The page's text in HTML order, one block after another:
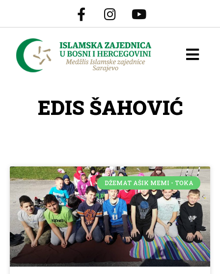
EDIS ŠAHOVIĆ
DŽEMAT AŠIK MEMI - TOKA